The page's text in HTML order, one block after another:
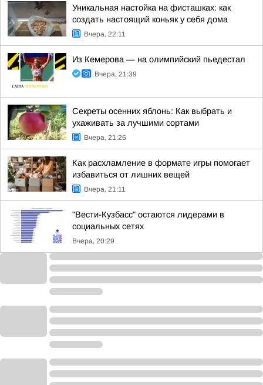
Уникальная настойка на фисташках: как
создать настоящий коньяк у себя дома
Вчера, 22:11
Из Кемерова — на олимпийский пьедестал
Вчера, 21:39
Секреты осенних яблонь: Как выбрать и
ухаживать за лучшими сортами
Вчера, 21:26
Как расхламление в формате игры помогает
избавиться от лишних вещей
Вчера, 21:11
"Вести-Кузбасс" остаются лидерами в
социальных сетях
Вчера, 20:29